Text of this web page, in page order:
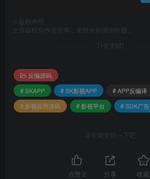
版权声明
文章版权归作者所有，未经允许请勿转载。
THE END
反编源码
# SKAPP
# SK影视APP # APP反编译
# 影视应用源码
# 影视平台 # SDK广告
喜欢就支持一下吧
点赞2 分享 收藏